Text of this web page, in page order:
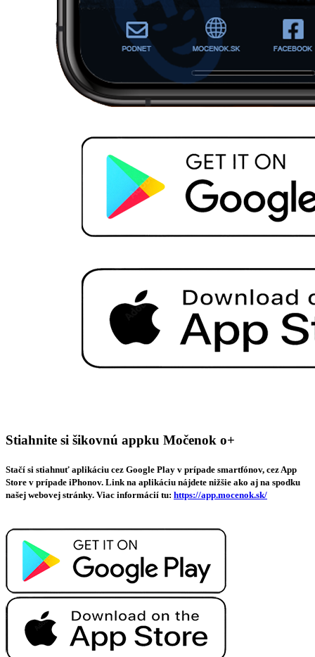
Stiahnite si šikovnú appku Močenok o+
Stačí si stiahnuť aplikáciu cez Google Play v prípade smartfónov, cez App
Store v prípade iPhonov. Link na aplikáciu nájdete nižšie ako aj na spodku
našej webovej stránky. Viac informácií tu: https://app.mocenok.sk/